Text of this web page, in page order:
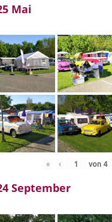
Mai
« ‹ von 4
September